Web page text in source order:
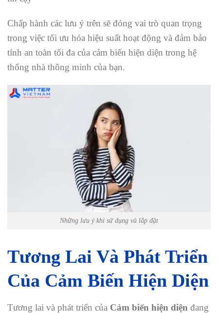
Chấp hành các lưu ý trên sẽ đóng vai trò quan trọng
trong việc tối ưu hóa hiệu suất hoạt động và đảm bảo
tính an toàn tối đa của cảm biến hiện diện trong hệ
thống nhà thông minh của bạn.
Những lưu ý khi sử dụng và lắp đặt
Tương Lai Và Phát Triển
Của Cảm Biến Hiện Diện
Tương lai và phát triển của Cảm biến hiện diện đang